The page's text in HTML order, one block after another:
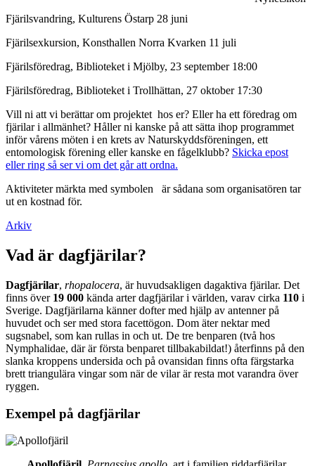
Fjärilsvandring, Kulturens Östarp 28 juni
Fjärilsexkursion, Konsthallen Norra Kvarken 11 juli
Fjärilsföredrag, Biblioteket i Mjölby, 23 september 18:00
Fjärilsföredrag, Biblioteket i Trollhättan, 27 oktober 17:30
Vill ni att vi berättar om projektet hos er? Eller ha ett föredrag om
fjärilar i allmänhet? Håller ni kanske på att sätta ihop programmet
inför vårens möten i en krets av Naturskyddsföreningen, ett
entomologisk förening eller kanske en fågelklubb? Skicka epost
eller ring så ser vi om det går att ordna.
Aktiviteter märkta med symbolen
är sådana som organisatören tar
ut en kostnad för.
Arkiv
Vad är dagfjärilar?
Dagfjärilar, rhopalocera, är huvudsakligen dagaktiva fjärilar. Det
finns över 19 000 kända arter dagfjärilar i världen, varav cirka 110 i
Sverige. Dagfjärilarna känner dofter med hjälp av antenner på
huvudet och ser med stora facettögon. Dom äter nektar med
sugsnabel, som kan rullas in och ut. De tre benparen (två hos
Nymphalidae, där är första benparet tillbakabildat!) återfinns på den
slanka kroppens undersida och på ovansidan finns ofta färgstarka
brett triangulära vingar som när de vilar är resta mot varandra över
ryggen.
Exempel på dagfjärilar